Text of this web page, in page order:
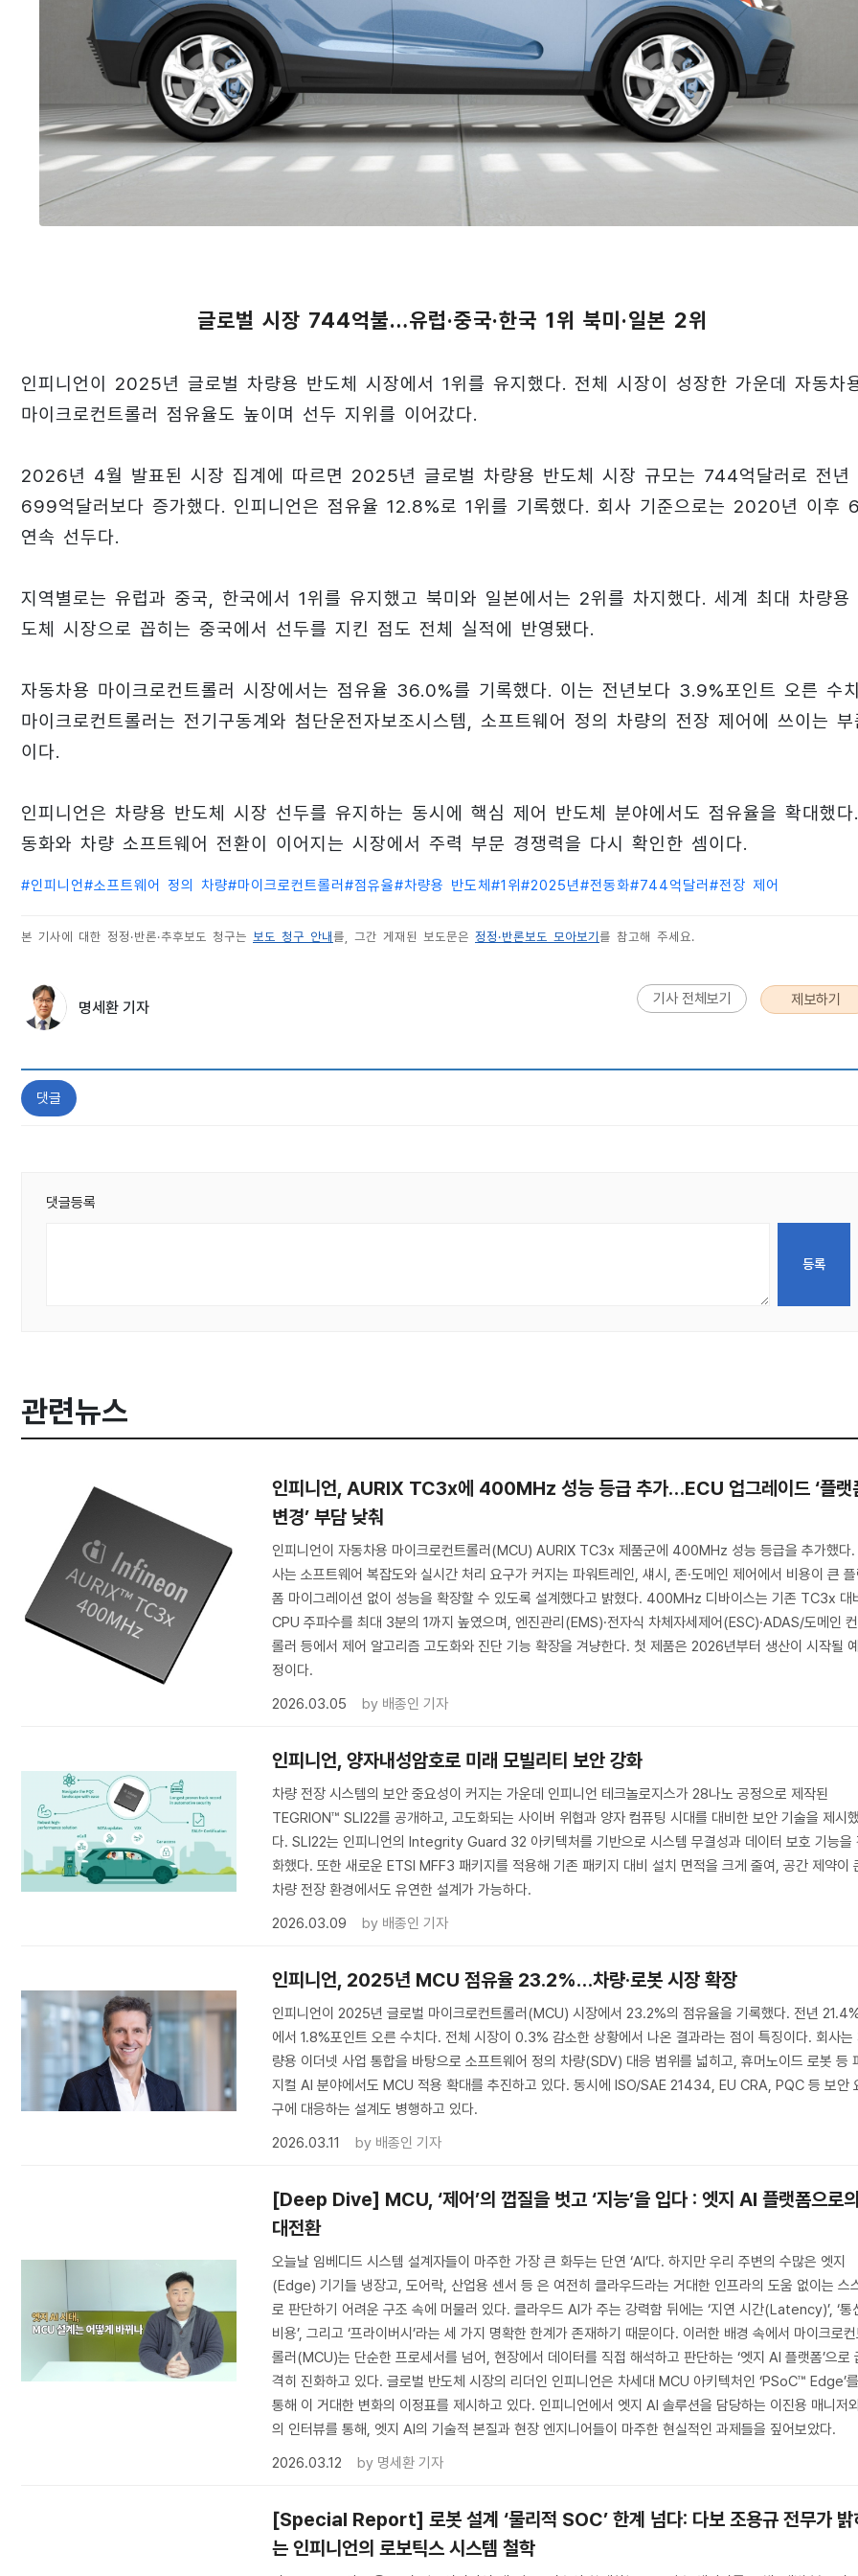
글로벌 시장 744억불…유럽·중국·한국 1위 북미·일본 2위
인피니언이 2025년 글로벌 차량용 반도체 시장에서 1위를 유지했다. 전체 시장이 성장한 가운데 자동차
마이크로컨트롤러 점유율도 높이며 선두 지위를 이어갔다.
2026년 4월 발표된 시장 집계에 따르면 2025년 글로벌 차량용 반도체 시장 규모는 744억달러로 전년
699억달러보다 증가했다. 인피니언은 점유율 12.8%로 1위를 기록했다. 회사 기준으로는 2020년 이후
연속 선두다.
지역별로는 유럽과 중국, 한국에서 1위를 유지했고 북미와 일본에서는 2위를 차지했다. 세계 최대 차량용
도체 시장으로 꼽히는 중국에서 선두를 지킨 점도 전체 실적에 반영됐다.
자동차용 마이크로컨트롤러 시장에서는 점유율 36.0%를 기록했다. 이는 전년보다 3.9%포인트 오른 수
마이크로컨트롤러는 전기구동계와 첨단운전자보조시스템, 소프트웨어 정의 차량의 전장 제어에 쓰이는 부
이다.
인피니언은 차량용 반도체 시장 선두를 유지하는 동시에 핵심 제어 반도체 분야에서도 점유율을 확대했다
동화와 차량 소프트웨어 전환이 이어지는 시장에서 주력 부문 경쟁력을 다시 확인한 셈이다.
#인피니언#소프트웨어 정의 차량#마이크로컨트롤러 #점유율#차량용 반도체 #1위 #2025년#전동화#744억달러 #전장 제어
본 기사에 대한 정정·반론·추후보도 청구는 보도 청구 안내 를, 그간 게재된 보도문은 정정·반론보도 모아보기 를 참고해 주세요.
명세환 기자 기사 전체보기 제보하기
댓글
댓글등록
관련뉴스
인피니언, AURIX TC3x에 400MHz 성능 등급 추가…ECU 업그레이드 ‘플랫
변경’ 부담 낮춰
인피니언이 자동차용 마이크로컨트롤러(MCU) AURIX TC3x 제품군에 400MHz 성능 등급을 추가했다.
사는 소프트웨어 복잡도와 실시간 처리 요구가 커지는 파워트레인, 섀시, 존·도메인 제어에서 비용이 큰 플
폼 마이그레이션 없이 성능을 확장할 수 있도록 설계했다고 밝혔다. 400MHz 디바이스는 기존 TC3x 대비
CPU 주파수를 최대 3분의 1까지 높였으며, 엔진관리(EMS)·전자식 차체자세제어(ESC)·ADAS/도메인
롤러 등에서 제어 알고리즘 고도화와 진단 기능 확장을 겨냥한다. 첫 제품은 2026년부터 생산이 시작될 예
정이다.
2026.03.05
by 배종인 기자
인피니언, 양자내성암호로 미래 모빌리티 보안 강화
차량 전장 시스템의 보안 중요성이 커지는 가운데 인피니언 테크놀로지스가 28나노 공정으로 제작된
TEGRION™ SLI22를 공개하고, 고도화되는 사이버 위협과 양자 컴퓨팅 시대를 대비한 보안 기술을 제시했
다. SLI22는 인피니언의 Integrity Guard 32 아키텍처를 기반으로 시스템 무결성과 데이터 보호 기능을
화했다. 또한 새로운 ETSI MFF3 패키지를 적용해 기존 패키지 대비 설치 면적을 크게 줄여, 공간 제약이
차량 전장 환경에서도 유연한 설계가 가능하다.
2026.03.09
by 배종인 기자
인피니언, 2025년 MCU 점유율 23.2%…차량·로봇 시장 확장
인피니언이 2025년 글로벌 마이크로컨트롤러(MCU) 시장에서 23.2%의 점유율을 기록했다. 전년
에서 1.8%포인트 오른 수치다. 전체 시장이 0.3% 감소한 상황에서 나온 결과라는 점이 특징이다. 회사는
량용 이더넷 사업 통합을 바탕으로 소프트웨어 정의 차량(SDV) 대응 범위를 넓히고, 휴머노이드 로봇 등
지컬 AI 분야에서도 MCU 적용 확대를 추진하고 있다. 동시에 ISO/SAE 21434, EU CRA, PQC 등 보안
구에 대응하는 설계도 병행하고 있다.
2026.03.11
by 배종인 기자
[Deep Dive] MCU, ‘제어’의 껍질을 벗고 ‘지능’을 입다 : 엣지 AI 플랫폼으로의
대전환
오늘날 임베디드 시스템 설계자들이 마주한 가장 큰 화두는 단연 ‘AI’다. 하지만 우리 주변의 수많은 엣지
(Edge) 기기들 냉장고, 도어락, 산업용 센서 등 은 여전히 클라우드라는 거대한 인프라의 도움 없이는 스
로 판단하기 어려운 구조 속에 머물러 있다. 클라우드 AI가 주는 강력함 뒤에는 ‘지연 시간(Latency)’, ‘통
비용’, 그리고 ‘프라이버시’라는 세 가지 명확한 한계가 존재하기 때문이다. 이러한 배경 속에서 마이크로
롤러(MCU)는 단순한 프로세서를 넘어, 현장에서 데이터를 직접 해석하고 판단하는 ‘엣지 AI 플랫폼’으로
격히 진화하고 있다. 글로벌 반도체 시장의 리더인 인피니언은 차세대 MCU 아키텍처인 ‘PSoC™ Edge’를
통해 이 거대한 변화의 이정표를 제시하고 있다. 인피니언에서 엣지 AI 솔루션을 담당하는 이진용 매니저
의 인터뷰를 통해, 엣지 AI의 기술적 본질과 현장 엔지니어들이 마주한 현실적인 과제들을 짚어보았다.
2026.03.12
by 명세환 기자
[Special Report] 로봇 설계 ‘물리적 SOC’ 한계 넘다: 다보 조용규 전무가 밝
는 인피니언의 로보틱스 시스템 철학